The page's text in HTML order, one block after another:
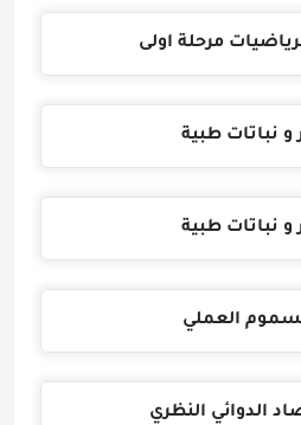
مرحلة اولى
و نباتات طبية
و نباتات طبية
العملي
الدوائي النظري